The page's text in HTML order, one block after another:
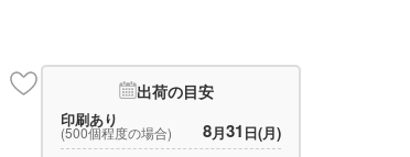
出荷の目安
印刷あり
(500個程度の場合) 8月31 日(月)